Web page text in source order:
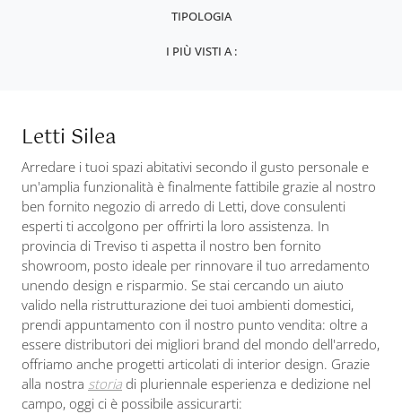
TIPOLOGIA
I PIÙ VISTI A :
Letti Silea
Arredare i tuoi spazi abitativi secondo il gusto personale e
un'amplia funzionalità è finalmente fattibile grazie al nostro
ben fornito negozio di arredo di Letti, dove consulenti
esperti ti accolgono per offrirti la loro assistenza. In
provincia di Treviso ti aspetta il nostro ben fornito
showroom, posto ideale per rinnovare il tuo arredamento
unendo design e risparmio. Se stai cercando un aiuto
valido nella ristrutturazione dei tuoi ambienti domestici,
prendi appuntamento con il nostro punto vendita: oltre a
essere distributori dei migliori brand del mondo dell'arredo,
offriamo anche progetti articolati di interior design. Grazie
alla nostra storia di pluriennale esperienza e dedizione nel
campo, oggi ci è possibile assicurarti: